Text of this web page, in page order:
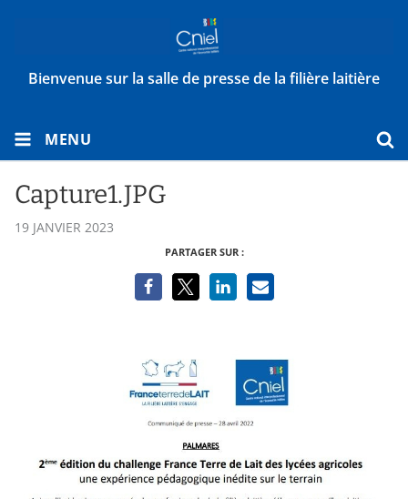
Bienvenue sur la salle de presse de la filière laitière
MENU
Capture1.JPG
19 JANVIER 2023
PARTAGER SUR :